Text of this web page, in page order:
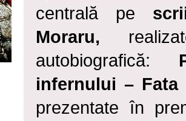
centralăpe
Moraru,
autobiografică:
infernului –
prezentate în